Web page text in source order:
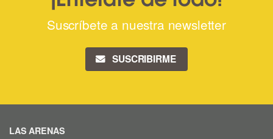
Suscríbete a nuestra newsletter
SUSCRIBIRME
LAS ARENAS